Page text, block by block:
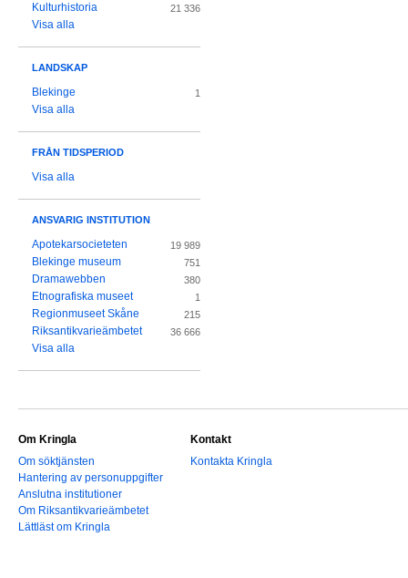
Kulturhistoria 21 336
Visa alla
LANDSKAP
Blekinge 1
Visa alla
FRÅN TIDSPERIOD
Visa alla
ANSVARIG INSTITUTION
Apotekarsocieteten 19 989
Blekinge museum 751
Dramawebben 380
Etnografiska museet 1
Regionmuseet Skåne 215
Riksantikvarieämbetet 36 666
Visa alla
Om Kringla
Om söktjänsten
Hantering av personuppgifter
Anslutna institutioner
Om Riksantikvarieämbetet
Lättläst om Kringla
Kontakt
Kontakta Kringla